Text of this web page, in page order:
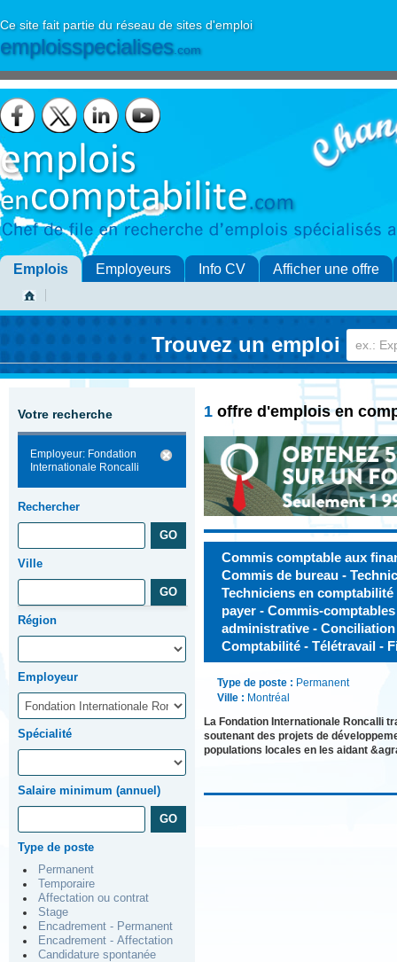
Ce site fait partie du réseau de sites d'emploi
emploisspecialises.com
Emplois Employeurs Info CV Afficher une offre
Trouvez un emploi
Votre recherche
Employeur: Fondation
Internationale Roncalli
Rechercher
Ville
Région
Employeur
Spécialité
Salaire minimum (annuel)
Type de poste
Permanent
Temporaire
Affectation ou contrat
Stage
Encadrement - Permanent
Encadrement - Affectation
Candidature spontanée
1 offre d'emplois en
Commis comptable aux
Commis de bureau -
Techniciens en
payer - Commis-
administrative -
Comptabilité - Télétravail -
Type de poste : Permanent
Ville : Montréal
La Fondation Internationale Roncalli
soutenant des projets de
populations locales en les aidant